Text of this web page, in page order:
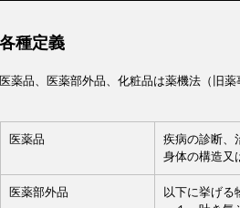
各種定義
医薬品、医薬部外品、化粧品は薬機法（旧
医薬品
疾病の診断、
身体の構造又
医薬部外品
以下に挙げる